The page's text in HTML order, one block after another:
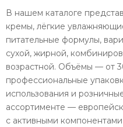
В нашем каталоге
кремы, лёгкие
питательные формулы,
сухой, жирной,
возрастной. Объёмы — от
профессиональные
использования и
ассортименте —
с активными